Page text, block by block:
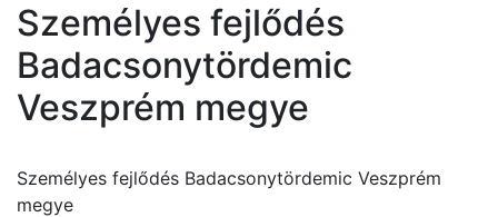
Személyes fejlődés
Badacsonytördemic
Veszprém megye
Személyes fejlődés Badacsonytördemic Veszprém
megye